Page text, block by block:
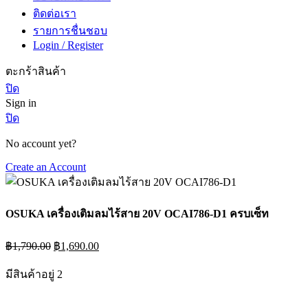
ติดต่อเรา
รายการชื่นชอบ
Login / Register
ตะกร้าสินค้า
ปิด
Sign in
ปิด
No account yet?
Create an Account
OSUKA เครื่องเติมลมไร้สาย 20V OCAI786-D1 ครบเซ็ท
฿1,790.00 Original
price
was:
฿1,790.00.
฿1,690.00Current
price
มีสินค้าอยู่ 2